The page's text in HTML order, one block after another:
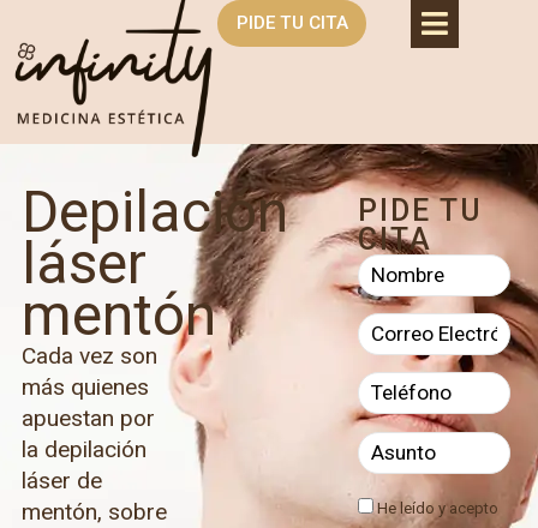
PIDE TU CITA
Depilación
láser
mentón
Cada vez son
más quienes
apuestan por
la depilación
láser de
mentón, sobre
PIDE TU
CITA
He leído y acepto